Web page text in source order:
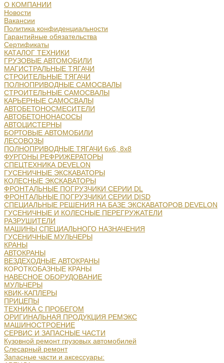
О КОМПАНИИ
Новости
Вакансии
Политика конфиденциальности
Гарантийные обязательства
Сертификаты
КАТАЛОГ ТЕХНИКИ
ГРУЗОВЫЕ АВТОМОБИЛИ
МАГИСТРАЛЬНЫЕ ТЯГАЧИ
СТРОИТЕЛЬНЫЕ ТЯГАЧИ
ПОЛНОПРИВОДНЫЕ САМОСВАЛЫ
СТРОИТЕЛЬНЫЕ САМОСВАЛЫ
КАРЬЕРНЫЕ САМОСВАЛЫ
АВТОБЕТОНОСМЕСИТЕЛИ
АВТОБЕТОНОНАСОСЫ
АВТОЦИСТЕРНЫ
БОРТОВЫЕ АВТОМОБИЛИ
ЛЕСОВОЗЫ
ПОЛНОПРИВОДНЫЕ ТЯГАЧИ 6х6, 8х8
ФУРГОНЫ РЕФРИЖЕРАТОРЫ
СПЕЦТЕХНИКА DEVELON
ГУСЕНИЧНЫЕ ЭКСКАВАТОРЫ
КОЛЕСНЫЕ ЭКСКАВАТОРЫ
ФРОНТАЛЬНЫЕ ПОГРУЗЧИКИ СЕРИИ DL
ФРОНТАЛЬНЫЕ ПОГРУЗЧИКИ СЕРИИ DISD
СПЕЦИАЛЬНЫЕ РЕШЕНИЯ НА БАЗЕ ЭКСКАВАТОРОВ DEVELON
ГУСЕНИЧНЫЕ И КОЛЕСНЫЕ ПЕРЕГРУЖАТЕЛИ
РАЗРУШИТЕЛИ
МАШИНЫ СПЕЦИАЛЬНОГО НАЗНАЧЕНИЯ
ГУСЕНИЧНЫЕ МУЛЬЧЕРЫ
КРАНЫ
АВТОКРАНЫ
ВЕЗДЕХОДНЫЕ АВТОКРАНЫ
КОРОТКОБАЗНЫЕ КРАНЫ
НАВЕСНОЕ ОБОРУДОВАНИЕ
МУЛЬЧЕРЫ
КВИК-КАПЛЕРЫ
ПРИЦЕПЫ
ТЕХНИКА С ПРОБЕГОМ
ОРИГИНАЛЬНАЯ ПРОДУКЦИЯ РЕМЭКС
МАШИНОСТРОЕНИЕ
СЕРВИС И ЗАПАСНЫЕ ЧАСТИ
Кузовной ремонт грузовых автомобилей
Слесарный ремонт
Запасные части и аксессуары: